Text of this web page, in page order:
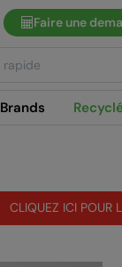
Brands
Faire une
CLIQUEZ ICI POUR